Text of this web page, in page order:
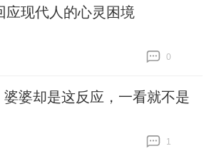
应现代人的心灵困境
0
婆却是这反应，一看就不是
1